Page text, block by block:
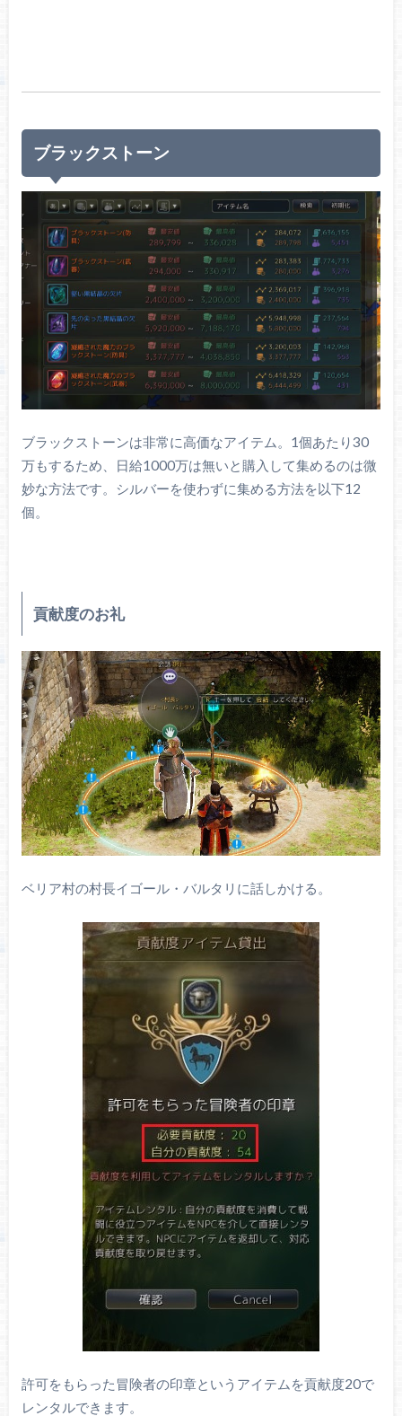
ブラックストーン
ブラックストーンは非常に高価なアイテム。1個あたり30
万もするため、日給1000万は無いと購入して集めるのは微
妙な方法です。シルバーを使わずに集める方法を以下12
個。
貢献度のお礼
ベリア村の村長イゴール・バルタリに話しかける。
許可をもらった冒険者の印章というアイテムを貢献度20で
レンタルできます。